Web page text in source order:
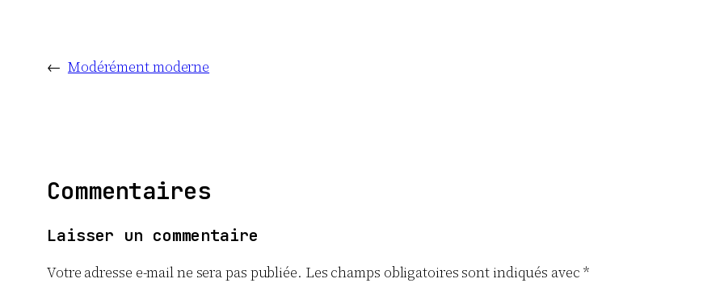
← Modérément moderne
Commentaires
Laisser un commentaire
Votre adresse e-mail ne sera pas publiée. Les champs obligatoires sont indiqués avec *